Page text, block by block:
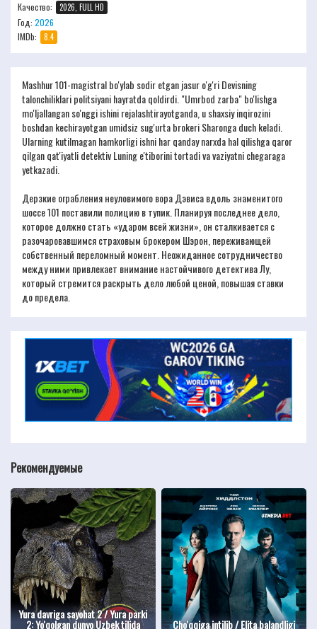
Качество:
2026, FULL HD
Год: 2026
IMDb:
8.4
Mashhur 101-magistral bo'ylab sodir etgan jasur o'g'ri Devisning
talonchiliklari politsiyani hayratda qoldirdi. "Umrbod zarba" bo'lishga
mo'ljallangan so'nggi ishini rejalashtirayotganda, u shaxsiy inqirozini
boshdan kechirayotgan umidsiz sug'urta brokeri Sharonga duch keladi.
Ularning kutilmagan hamkorligi ishni har qanday narxda hal qilishga qaror
qilgan qat'iyatli detektiv Luning e'tiborini tortadi va vaziyatni chegaraga
yetkazadi.
Дерзкие ограбления неуловимого вора Дэвиса вдоль знаменитого
шоссе 101 поставили полицию в тупик. Планируя последнее дело,
которое должно стать «ударом всей жизни», он сталкивается с
разочаровавшимся страховым брокером Шэрон, переживающей
собственный переломный момент. Неожиданное сотрудничество
между ними привлекает внимание настойчивого детектива Лу,
который стремится раскрыть дело любой ценой, повышая ставки
до предела.
Рекомендуемые
Yura davriga sayohat 2 / Yura parki
2: Yo'qolgan dunyo Uzbek tilida Cho'qqiga intilib / Elita balandligi